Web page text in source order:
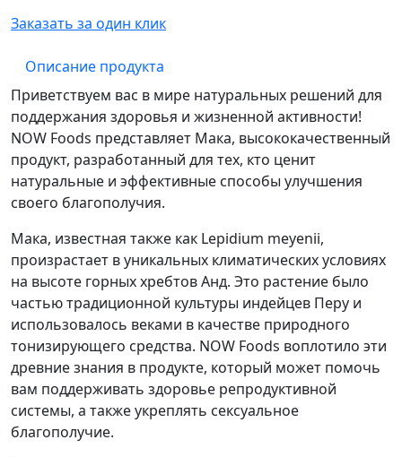
Заказать за один клик
Описание продукта
Приветствуем вас в мире натуральных решений для
поддержания здоровья и жизненной активности!
NOW Foods представляет Мака, высококачественный
продукт, разработанный для тех, кто ценит
натуральные и эффективные способы улучшения
своего благополучия.
Мака, известная также как Lepidium meyenii,
произрастает в уникальных климатических условиях
на высоте горных хребтов Анд. Это растение было
частью традиционной культуры индейцев Перу и
использовалось веками в качестве природного
тонизирующего средства. NOW Foods воплотило эти
древние знания в продукте, который может помочь
вам поддерживать здоровье репродуктивной
системы, а также укреплять сексуальное
благополучие.